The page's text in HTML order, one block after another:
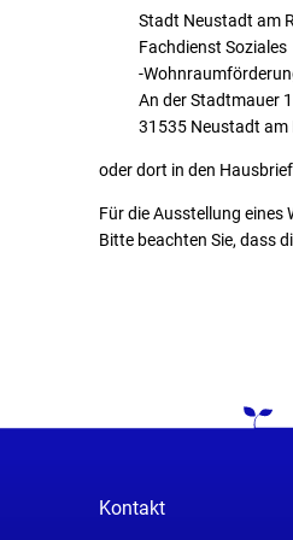
Stadt Neustadt am
Fachdienst Soziales
-
An der Stadtmauer 1
31535 Neustadt am
oder dort in den
Für die Ausstellung eines
Bitte beachten Sie, dass
Kontakt